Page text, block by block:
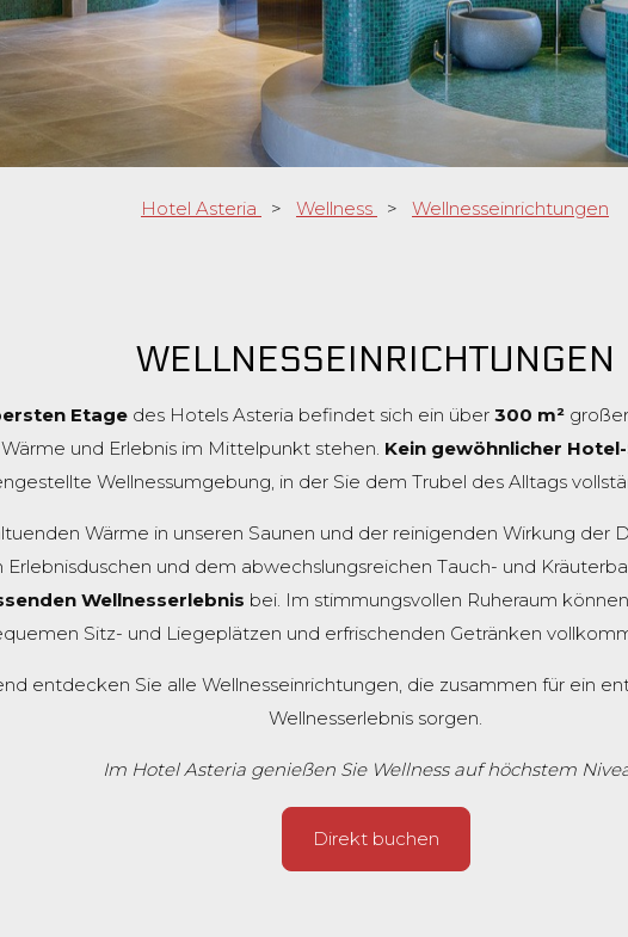
Hotel Asteria > Wellness > Wellnesseinrichtungen
WELLNESSEINRICHTUNGEN
Etagedes Hotels Asteria befindet sich ein über 300 m²großer
und Erlebnis im Mittelpunkt stehen. Kein gewöhnlicher
Wellnessumgebung, in der Sie dem Trubel des Alltags
Wärme in unseren Saunen und der reinigenden Wirkung der
Erlebnisduschen und dem abwechslungsreichen Tauch- und
Wellnesserlebnis bei. Im stimmungsvollen Ruheraum
Sitz- und Liegeplätzen und erfrischenden Getränken
entdecken Sie alle Wellnesseinrichtungen, die zusammen für ein
Wellnesserlebnis sorgen.
Im Hotel Asteria genießen Sie Wellness auf höchstem
Direkt buchen